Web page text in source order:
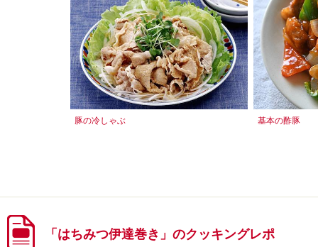
豚の冷しゃぶ 基本の酢豚
「はちみつ伊達巻き」のクッキングレポ